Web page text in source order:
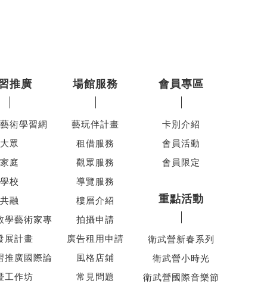
推廣
術學習網
大眾
家庭
學校
共融
學藝術家專
展計畫
推廣國際論
工作坊
場館服務
藝玩伴計畫
租借服務
觀眾服務
導覽服務
樓層介紹
拍攝申請
廣告租用申請
風格店鋪
常見問題
會員專區
卡別介紹
會員活動
會員限定
重點活動
衛武營新春系列
衛武營小時光
衛武營國際音樂節